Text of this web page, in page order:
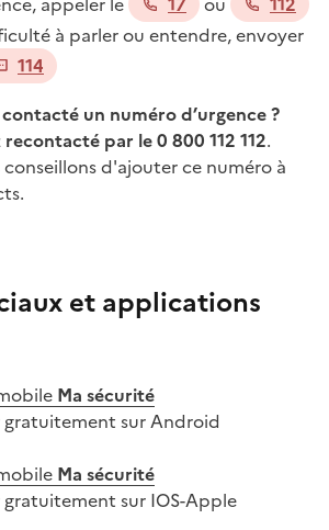
à parler ou entendre, envoyer
114
contacté un numéro d’urgence ?
recontacté par le 0 800 112 112.
conseillons d'ajouter ce numéro à
et applications
Ma sécurité
gratuitement sur Android
Ma sécurité
gratuitement sur IOS-Apple